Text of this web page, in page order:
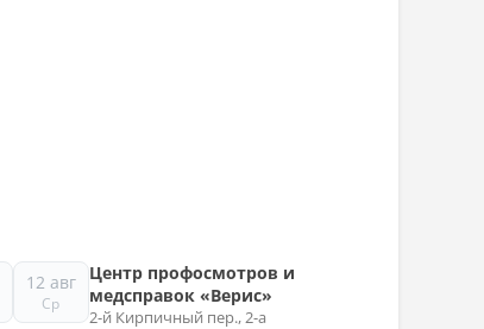
12 авг
Ср
Центр профосмотров и
медсправок «Верис»
2-й Кирпичный пер., 2-а